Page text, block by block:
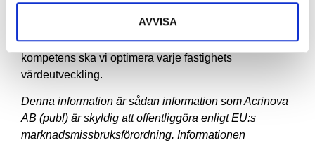
AVVISA
Öresundsregionen. Acrinovas fastighetsbestånd ska
utvecklas genom förvärv och
projektutveckling/förädling. Genom vår samlade
kompetens ska vi optimera varje fastighets
värdeutveckling.
Denna information är sådan information som Acrinova
AB (publ) är skyldig att offentliggöra enligt EU:s
marknadsmissbruksförordning. Informationen